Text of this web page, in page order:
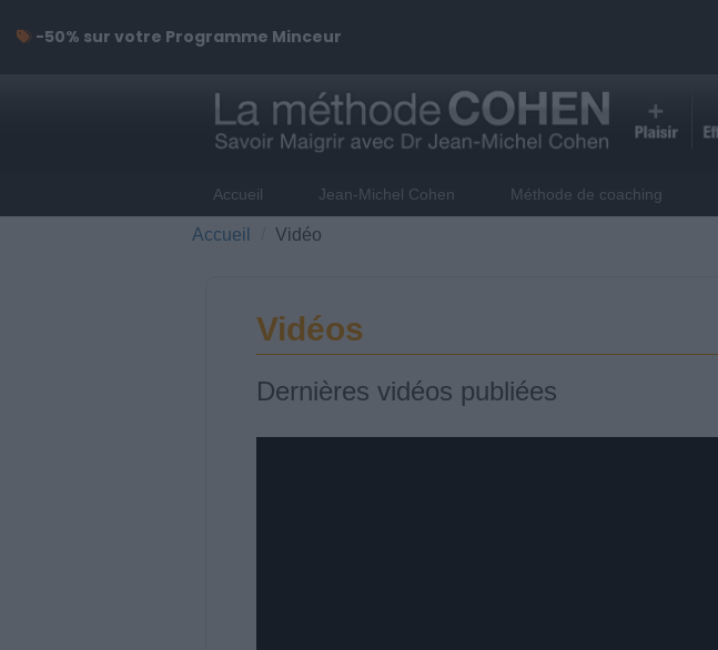
Accueil Jean-Michel Cohen Méthode de coaching
Accueil Vidéo
Vidéos
Dernières vidéos publiées
-50% sur votre Programme Minceur